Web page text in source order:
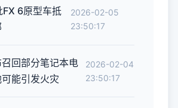
FX 6原型车抵
2026-02-05
23:50:17
回部分笔记本电
能引发火灾
2026-02-04
23:50:17